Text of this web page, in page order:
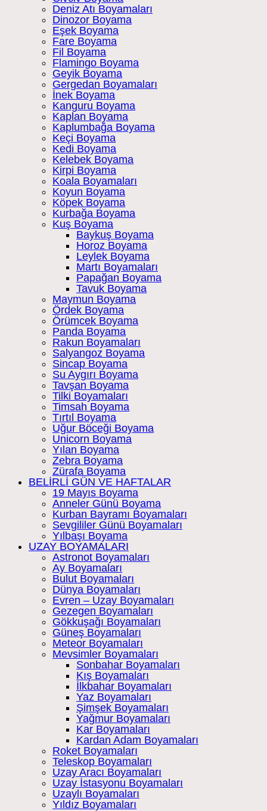
Deniz Atı Boyamaları
Dinozor Boyama
Eşek Boyama
Fare Boyama
Fil Boyama
Flamingo Boyama
Geyik Boyama
Gergedan Boyamaları
İnek Boyama
Kanguru Boyama
Kaplan Boyama
Kaplumbağa Boyama
Keçi Boyama
Kedi Boyama
Kelebek Boyama
Kirpi Boyama
Koala Boyamaları
Koyun Boyama
Köpek Boyama
Kurbağa Boyama
Kuş Boyama
Baykuş Boyama
Horoz Boyama
Leylek Boyama
Martı Boyamaları
Papağan Boyama
Tavuk Boyama
Maymun Boyama
Ördek Boyama
Örümcek Boyama
Panda Boyama
Rakun Boyamaları
Salyangoz Boyama
Sincap Boyama
Su Aygırı Boyama
Tavşan Boyama
Tilki Boyamaları
Timsah Boyama
Tırtıl Boyama
Uğur Böceği Boyama
Unicorn Boyama
Yılan Boyama
Zebra Boyama
Zürafa Boyama
BELİRLİ GÜN VE HAFTALAR
19 Mayıs Boyama
Anneler Günü Boyama
Kurban Bayramı Boyamaları
Sevgililer Günü Boyamaları
Yılbaşı Boyama
UZAY BOYAMALARI
Astronot Boyamaları
Ay Boyamaları
Bulut Boyamaları
Dünya Boyamaları
Evren – Uzay Boyamaları
Gezegen Boyamaları
Gökkuşağı Boyamaları
Güneş Boyamaları
Meteor Boyamaları
Mevsimler Boyamaları
Sonbahar Boyamaları
Kış Boyamaları
İlkbahar Boyamaları
Yaz Boyamaları
Şimşek Boyamaları
Yağmur Boyamaları
Kar Boyamaları
Kardan Adam Boyamaları
Roket Boyamaları
Teleskop Boyamaları
Uzay Aracı Boyamaları
Uzay İstasyonu Boyamaları
Uzaylı Boyamaları
Yıldız Boyamaları